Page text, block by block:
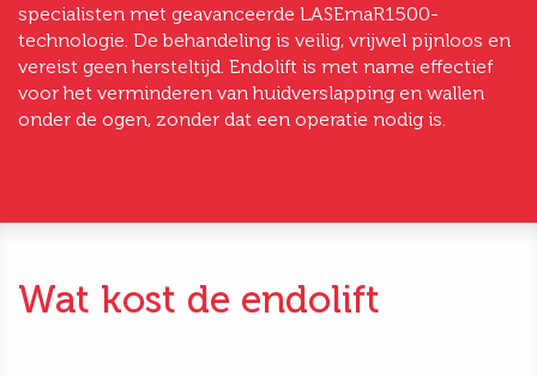
specialisten met geavanceerde LASEmaR1500-
technologie. De behandeling is veilig, vrijwel pijnloos en
vereist geen hersteltijd. Endolift is met name effectief
voor het verminderen van huidverslapping en wallen
onder de ogen, zonder dat een operatie nodig is.
Wat kost de endolift